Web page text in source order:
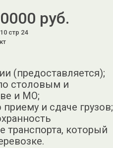
руб.
стр 24
(предоставляется);
столовым и
и МО;
и сдаче грузов;
транспорта, который